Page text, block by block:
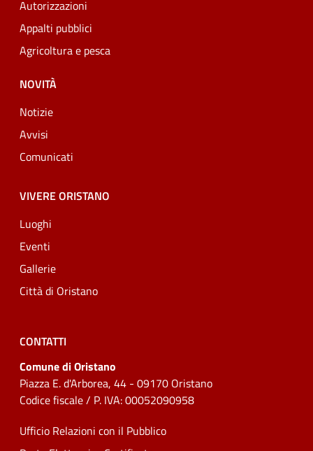
Autorizzazioni
Appalti pubblici
Agricoltura e pesca
NOVITÀ
Notizie
Avvisi
Comunicati
VIVERE ORISTANO
Luoghi
Eventi
Gallerie
Città di Oristano
CONTATTI
Comune di Oristano
Piazza E. d'Arborea, 44 - 09170 Oristano
Codice fiscale / P. IVA: 00052090958
Ufficio Relazioni con il Pubblico